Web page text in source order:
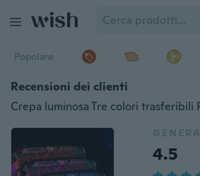
Popolare
Recensioni dei clienti
4.5